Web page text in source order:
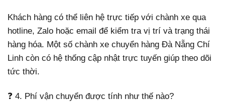
Khách hàng có thể liên hệ trực tiếp với chành xe qua
hotline, Zalo hoặc email để kiểm tra vị trí và trạng thái
hàng hóa. Một số chành xe chuyển hàng Đà Nẵng Chí
Linh còn có hệ thống cập nhật trực tuyến giúp theo dõi
tức thời.
❓ 4. Phí vận chuyển được tính như thế nào?